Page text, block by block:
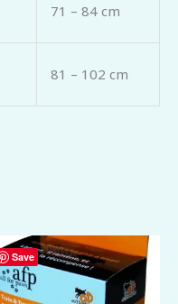
71 – 84 cm
81 – 102 cm
Save